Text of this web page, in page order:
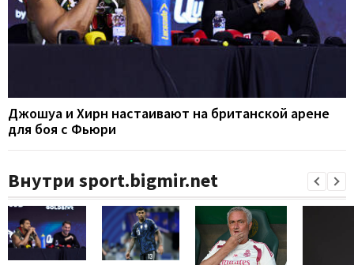
Джошуа и Хирн настаивают на британской арене
для боя с Фьюри
Внутри sport.bigmir.net